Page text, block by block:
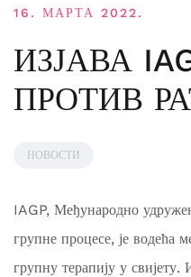
16. МАРТА 2022.
ИЗЈАВА
ПРОТИВ
НОВОСТИ
IAGP, Међународно
групне процесе, је водећа
групну терапију у